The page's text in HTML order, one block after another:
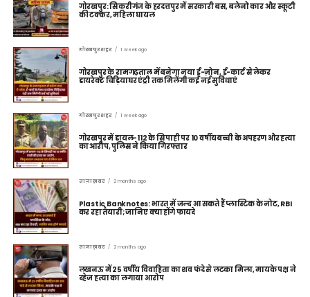
गोरखपुर: सिकरीगंज के हरदत्तपुर में सरकारी बस, बलेनो कार और स्कूटी
की टक्कर, महिला घायल
गोरखपुर शहर 1 week ago
गोरखपुर के रामगढ़ताल में बनेगा नया ई-ज़ोन, ई-कार्ट से लेकर
डायरेक्ट चिड़ियाघर एंट्री तक मिलेंगी कई नई सुविधाएं
गोरखपुर शहर 1 week ago
गोरखपुर में डायल-112 के सिपाही पर 10 वर्षीय बच्ची के अपहरण और हत्या
का आरोप, पुलिस ने किया गिरफ्तार
ताज़ा ख़बर 2 months ago
Plastic Banknotes: भारत में जल्द आ सकते हैं प्लास्टिक के नोट, RBI
कर रहा तैयारी; जानिए क्या होंगे फायदे
ताज़ा ख़बर 2 months ago
लखनऊ में 25 वर्षीय विवाहिता का शव फंदे से लटका मिला, मायके पक्ष ने
दहेज हत्या का लगाया आरोप